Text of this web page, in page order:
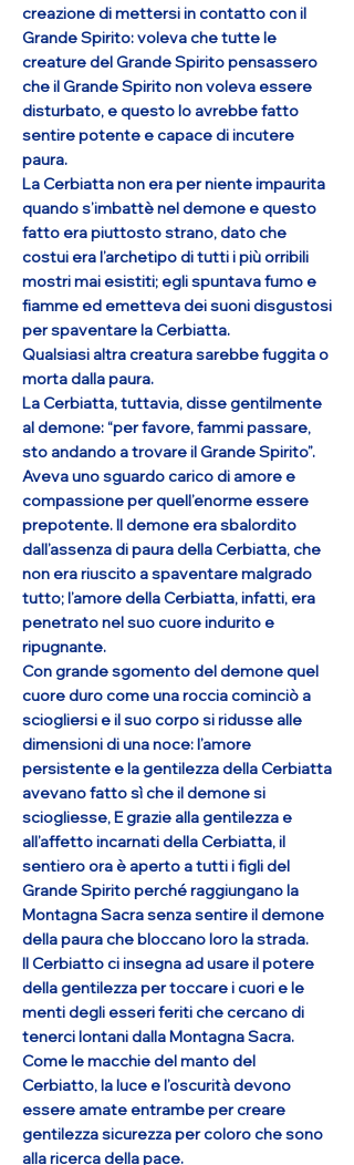
creazione di mettersi in contatto con il
Grande Spirito: voleva che tutte le
creature del Grande Spirito pensassero
che il Grande Spirito non voleva essere
disturbato, e questo lo avrebbe fatto
sentire potente e capace di incutere
paura.
La Cerbiatta non era per niente impaurita
quando s’imbattè nel demone e questo
fatto era piuttosto strano, dato che
costui era l’archetipo di tutti i più orribili
mostri mai esistiti; egli spuntava fumo e
fiamme ed emetteva dei suoni disgustosi
per spaventare la Cerbiatta.
Qualsiasi altra creatura sarebbe fuggita o
morta dalla paura.
La Cerbiatta, tuttavia, disse gentilmente
al demone: “per favore, fammi passare,
sto andando a trovare il Grande Spirito”.
Aveva uno sguardo carico di amore e
compassione per quell’enorme essere
prepotente. Il demone era sbalordito
dall’assenza di paura della Cerbiatta, che
non era riuscito a spaventare malgrado
tutto; l’amore della Cerbiatta, infatti, era
penetrato nel suo cuore indurito e
ripugnante.
Con grande sgomento del demone quel
cuore duro come una roccia cominciò a
sciogliersi e il suo corpo si ridusse alle
dimensioni di una noce: l’amore
persistente e la gentilezza della Cerbiatta
avevano fatto sì che il demone si
sciogliesse, E grazie alla gentilezza e
all’affetto incarnati della Cerbiatta, il
sentiero ora è aperto a tutti i figli del
Grande Spirito perché raggiungano la
Montagna Sacra senza sentire il demone
della paura che bloccano loro la strada.
Il Cerbiatto ci insegna ad usare il potere
della gentilezza per toccare i cuori e le
menti degli esseri feriti che cercano di
tenerci lontani dalla Montagna Sacra.
Come le macchie del manto del
Cerbiatto, la luce e l’oscurità devono
essere amate entrambe per creare
gentilezza sicurezza per coloro che sono
alla ricerca della pace.